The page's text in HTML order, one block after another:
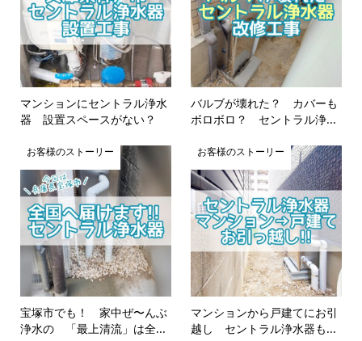
マンションにセントラル浄水
器 設置スペースがない？
バルブが壊れた？ カバーも
ボロボロ？ セントラル浄...
お客様のストーリー
宝塚市でも！ 家中ぜ〜んぶ
浄水の 「最上清流」は全...
お客様のストーリー
マンションから戸建てにお引
越し セントラル浄水器も...